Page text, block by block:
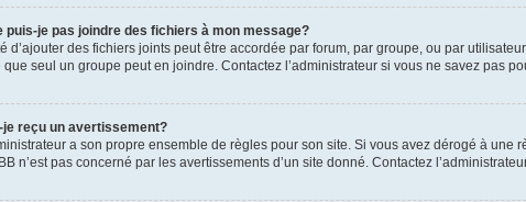
puis-je pas joindre des fichiers à mon message?
d’ajouter des fichiers joints peut être accordée par forum, par groupe, ou par
que seul un groupe peut en joindre. Contactez l’administrateur si vous ne savez pas
je reçu un avertissement?
a son propre ensemble de règles pour son site. Si vous avez dérogé à une
n’est pas concerné par les avertissements d’un site donné. Contactez